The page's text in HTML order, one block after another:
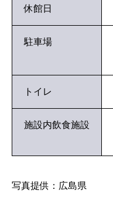
休館日
駐車場
トイレ
施設内飲食施設
写真提供：広島県